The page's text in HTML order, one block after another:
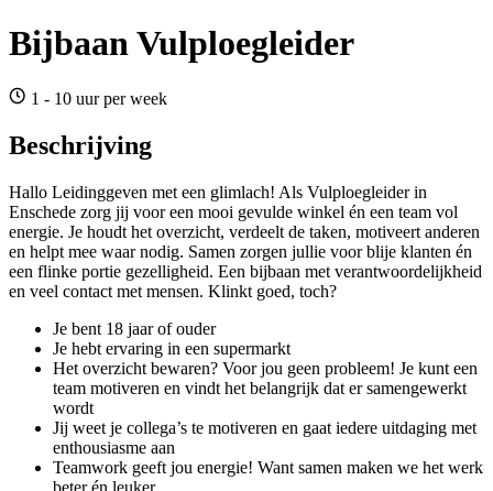
Bijbaan Vulploegleider
1 - 10 uur per week
Beschrijving
Hallo Leidinggeven met een glimlach! Als Vulploegleider in
Enschede zorg jij voor een mooi gevulde winkel én een team vol
energie. Je houdt het overzicht, verdeelt de taken, motiveert anderen
en helpt mee waar nodig. Samen zorgen jullie voor blije klanten én
een flinke portie gezelligheid. Een bijbaan met verantwoordelijkheid
en veel contact met mensen. Klinkt goed, toch?
Je bent 18 jaar of ouder
Je hebt ervaring in een supermarkt
Het overzicht bewaren? Voor jou geen probleem! Je kunt een
team motiveren en vindt het belangrijk dat er samengewerkt
wordt
Jij weet je collega’s te motiveren en gaat iedere uitdaging met
enthousiasme aan
Teamwork geeft jou energie! Want samen maken we het werk
beter én leuker